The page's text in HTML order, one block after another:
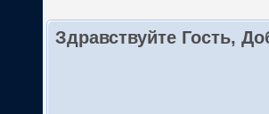
Здравствуйте Гость,